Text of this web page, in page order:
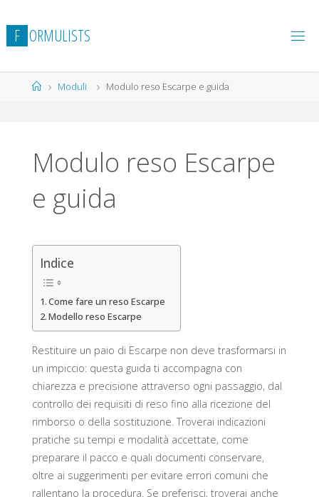
al
contenuto
F ORMULISTS
HomeModuli Modulo reso Escarpe e guida
Modulo reso Escarpe
e guida
Indice
Come fare un reso Escarpe
Modello reso Escarpe
Restituire un paio di Escarpe non deve trasformarsi in
un impiccio: questa guida ti accompagna con
chiarezza e precisione attraverso ogni passaggio, dal
controllo dei requisiti di reso fino alla ricezione del
rimborso o della sostituzione. Troverai indicazioni
pratiche su tempi e modalità accettate, come
preparare il pacco e quali documenti conservare,
oltre ai suggerimenti per evitare errori comuni che
rallentano la procedura. Se preferisci, troverai anche